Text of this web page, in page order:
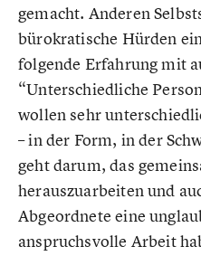
gemacht. Anderen
bürokratische Hürden
folgende Erfahrung mit
“Unterschiedliche
wollen sehr
– in der Form, in der
geht darum, das
herauszuarbeiten und
Abgeordnete eine
anspruchsvolle Arbeit